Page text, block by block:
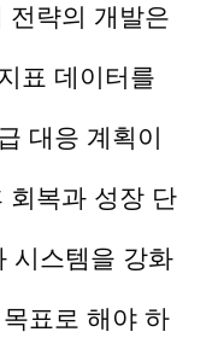
전략의 개발은
표 데이터를
대응 계획이
회복과 성장 단
시스템을 강화
표로 해야 하